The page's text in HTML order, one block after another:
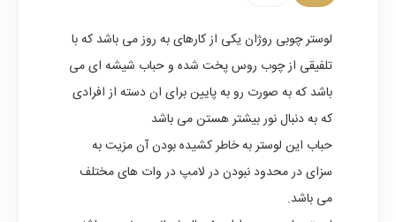
لوستر چوبی روژانیکی از کارهای به روز می باشد که با
تلفیقی از چوب روس پخت شده و حباب شیشه ای می
باشد که به صورت رو به پایین برای ان دسته از افرادی
که به دنبال نور بیشتر هستن می باشد
حباب این لوستر به خاطر کشیده بودن آن مزیت به
سزای در محدود نبودن در لامپ در وات های مختلف
می باشد.